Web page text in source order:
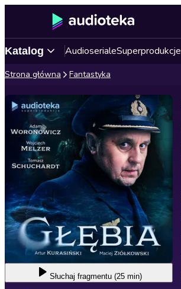
Katalog AudioserialeSuperprodukcje
Strona główna Fantastyka
Słuchaj fragmentu (25 min)